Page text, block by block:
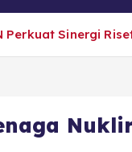
Perkuat Sinergi